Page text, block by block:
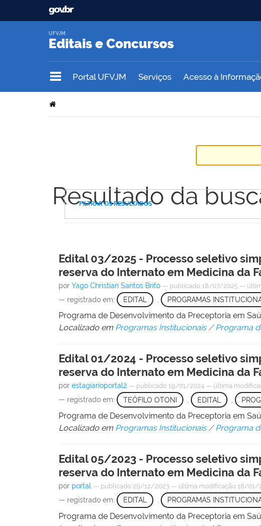
Editais e Concursos
UFVJM
Portal UFVJM Serviços Acesso à
Resultado da
FILTRAR OS RESULTADOS
Edital 03/2025 - Processo seletivo
reserva do Internato em Medicina da
porYago Christian Santos Brito — publicado 18/07/2025 —
— registrado em: EDITAL PROGRAMAS
Programa de Desenvolvimento da Preceptoria em
Localizado em Programas Institucionais /Programa
Edital 01/2024 - Processo seletivo
reserva do Internato em Medicina da
porestagiarioportal2 — publicado 19/01/2024 — última
— registrado em: TEÓFILO OTONI EDITAL
Programa de Desenvolvimento da Preceptoria em
Localizado em Programas Institucionais /Programa
Edital 05/2023 - Processo seletivo
reserva do Internato em Medicina da
por portal — publicado 29/12/2023 — última modificação 16/01/
— registrado em: EDITAL , PROGRAMAS
Programa de Desenvolvimento da Preceptoria em